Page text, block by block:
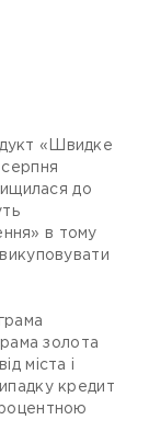
«Швидке
до
в тому
золота
міста і
кредит